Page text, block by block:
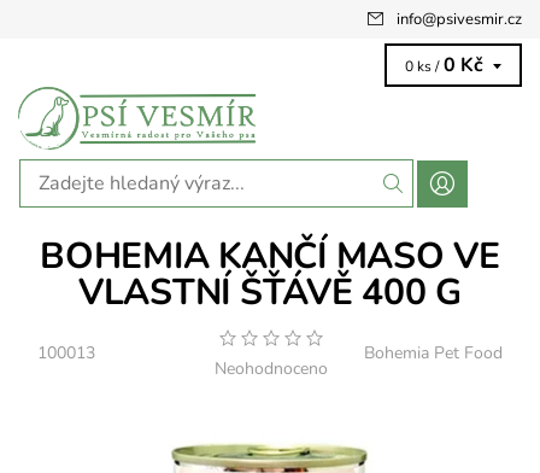
info@psivesmir.cz
0 ks / 0 Kč
BOHEMIA KANČÍ MASO VE
VLASTNÍ ŠŤÁVĚ 400 G
100013
Neohodnoceno
Bohemia Pet Food